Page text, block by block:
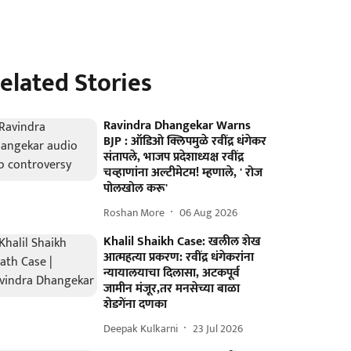
Stories
Ravindra Dhangekar Warns
BJP : ऑडिओ क्लिपमुळे रवींद्र धंगेकर
संतापले, भाजप प्रदेशाध्यक्ष रवींद्र
चव्हाणांना अल्टीमेटम! म्हणाले, ' रोज
पोलखोल करू'
Roshan More 06 Aug 2026
Khalil Shaikh Case: खलील शेख
आत्महत्या प्रकरण: रवींद्र धंगेकरांना
न्यायालयाचा दिलासा, अटकपूर्व
जामीन मंजूर,तर मनसेच्या बाळा
शेडगेंना दणका
Deepak Kulkarni 23 Jul 2026